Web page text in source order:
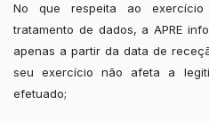
No que respeita ao
tratamento de dados, a APRE
apenas a partir da data de
seu exercício não afeta a
efetuado;